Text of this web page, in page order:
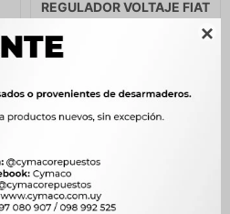

REGULADOR VOLTAJE FIAT